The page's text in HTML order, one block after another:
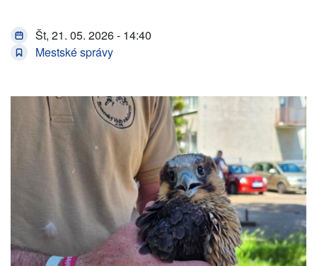
Št, 21. 05. 2026 - 14:40
Mestské správy